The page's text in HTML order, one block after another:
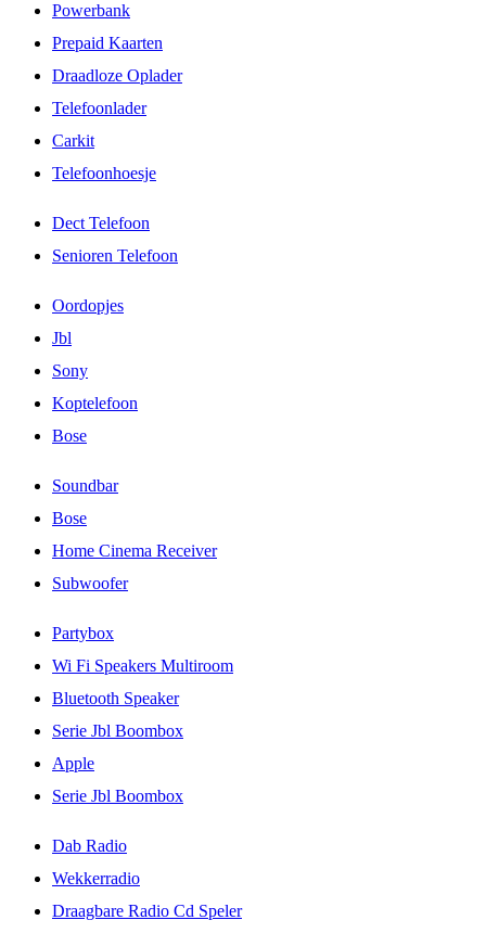
Powerbank
Prepaid Kaarten
Draadloze Oplader
Telefoonlader
Carkit
Telefoonhoesje
Dect Telefoon
Senioren Telefoon
Oordopjes
Jbl
Sony
Koptelefoon
Bose
Soundbar
Bose
Home Cinema Receiver
Subwoofer
Partybox
Wi Fi Speakers Multiroom
Bluetooth Speaker
Serie Jbl Boombox
Apple
Serie Jbl Boombox
Dab Radio
Wekkerradio
Draagbare Radio Cd Speler